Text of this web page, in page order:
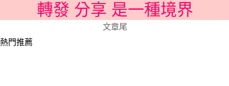
轉發 分享 是一種境界
文章尾
熱門推薦